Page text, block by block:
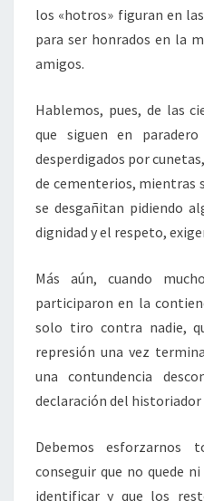
los «hotros» figuran en
para ser honrados en la
amigos.
Hablemos, pues, de las
que siguen en
desperdigados por
de cementerios, mientras
se desgañitan pidiendo
dignidad y el respeto,
Más aún, cuando
participaron en la
solo tiro contra nadie,
represión una vez
una contundencia
declaración del historiador
Debemos esforzarnos
conseguir que no quede
identificar y que los